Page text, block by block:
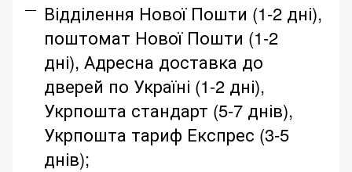
Відділення Нової Пошти (1-2 дні),
поштомат Нової Пошти (1-2
дні), Адресна доставка до
дверей по Україні (1-2 дні),
Укрпошта стандарт (5-7 днів),
Укрпошта тариф Експрес (3-5
днів);